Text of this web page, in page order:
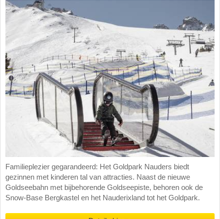
Familieplezier gegarandeerd: Het Goldpark Nauders biedt
gezinnen met kinderen tal van attracties. Naast de nieuwe
Goldseebahn met bijbehorende Goldseepiste, behoren ook de
Snow-Base Bergkastel en het Nauderixland tot het Goldpark.